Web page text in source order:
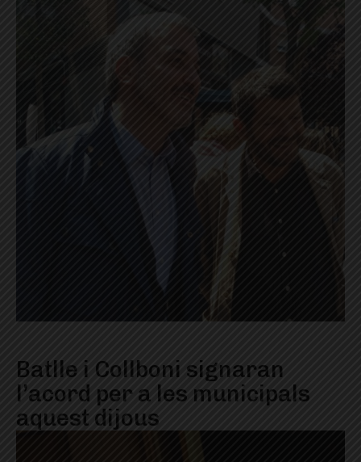
Batlle i Collboni signaran
l’acord per a les municipals
aquest dijous